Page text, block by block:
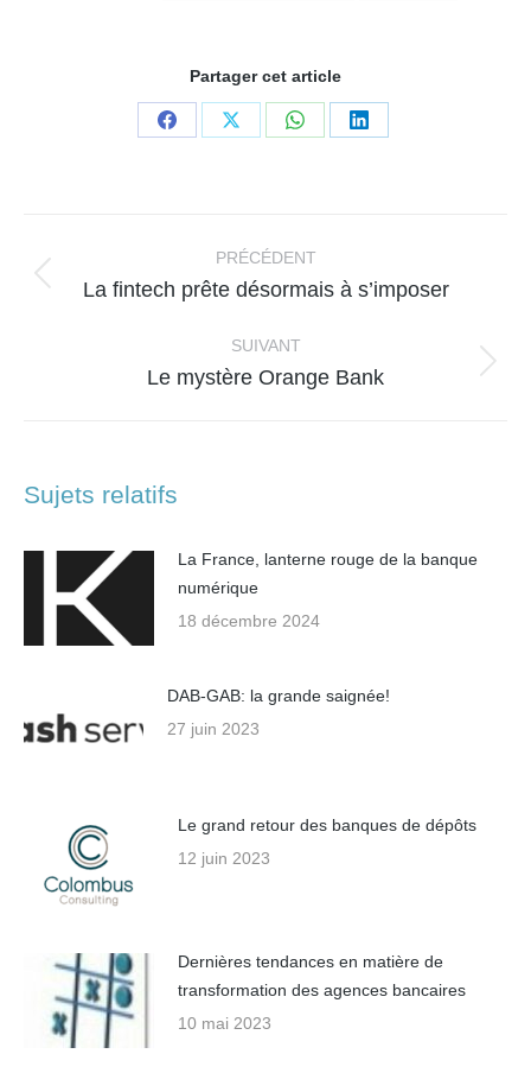
Partager cet article
PartagerPartagerPartagerPartager
article
PRÉCÉDENT
Article
:
La fintech prête désormais à s’imposer
SUIVANT
Article
Le mystère Orange Bank
Sujets relatifs
La France, lanterne rouge de la banque
numérique
18 décembre 2024
DAB-GAB: la grande saignée!
27 juin 2023
Le grand retour des banques de dépôts
12 juin 2023
Dernières tendances en matière de
transformation des agences bancaires
10 mai 2023